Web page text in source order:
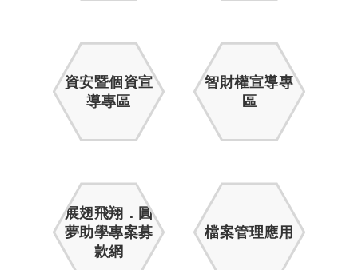
資安暨個資宣
導專區
智財權宣導專
區
展翅飛翔．圓
夢助學專案募
款網
檔案管理應用